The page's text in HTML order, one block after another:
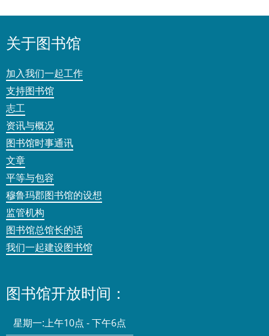
关于图书馆
加入我们一起工作
支持图书馆
志工
资讯与概况
图书馆时事通讯
文章
平等与包容
穆鲁玛郡图书馆的设想
监管机构
图书馆总馆长的话
我们一起建设图书馆
图书馆开放时间：
星期一:上午10点 - 下午6点